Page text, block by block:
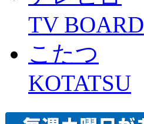
TV BOARD
こたつ
KOTATSU